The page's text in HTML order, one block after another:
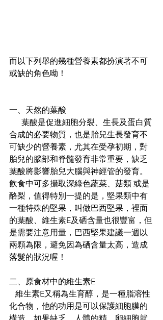
而以下列舉的幾種營養素都扮演著不可
或缺的角色呦！
一、天然的葉酸
合成的必要物質，也是胎兒生長發育不
可缺少的營養素，尤其在受孕初期，對
胎兒的腦部和脊髓發育非常重要，缺乏
葉酸將影響胎兒大腦與神經管的發育。
飲食中可多攝取深綠色蔬菜、菇類 或是
酪梨，值得特別一提的是，堅果類中有
一種特殊的堅果，叫做巴西堅果，裡面
的葉酸、維生素E及硒含量也很豐富，但
是需要注意用量，巴西堅果建議一週以
兩顆為限，避免因為硒含量太高，造成
落髮的狀況喔！
二、原食材中的維生素E
化合物，他的功用是可以保護細胞膜的